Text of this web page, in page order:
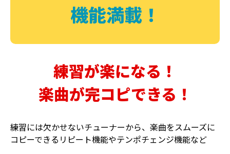
DELAY PHASER
機能満載！
練習が楽になる！
楽曲が完コピできる！
練習には欠かせないチューナーから、楽曲をスムーズに
コピーできるリピート機能やテンポチェンジ機能など